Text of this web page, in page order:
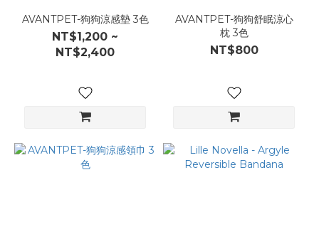
AVANTPET-狗狗涼感墊 3色
NT$1,200 ~
NT$2,400
AVANTPET-狗狗舒眠涼心
枕 3色
NT$800